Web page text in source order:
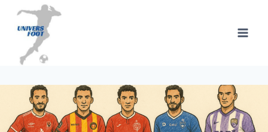
Aller
contenu